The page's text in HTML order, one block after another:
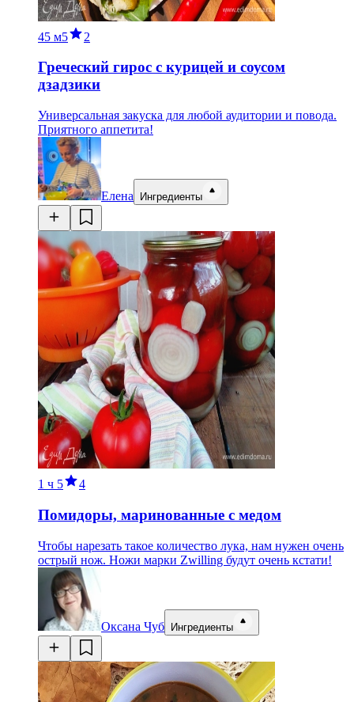
45 м5 2
Греческий гирос с курицей и соусом
дзадзики
Универсальная закуска для любой аудитории и повода.
Приятного аппетита!
Елена Ингредиенты
1 ч 5 4
Помидоры, маринованные с медом
Чтобы нарезать такое количество лука, нам нужен очень
острый нож. Ножи марки Zwilling будут очень кстати!
Оксана Чуб Ингредиенты